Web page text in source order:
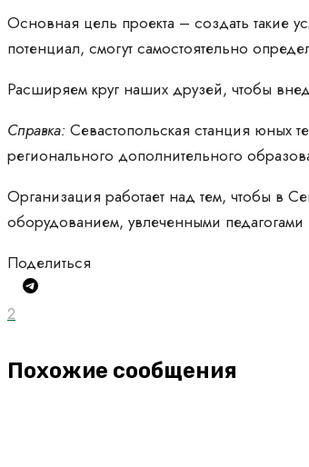
Основная цель проекта – создать такие
потенциал, смогут самостоятельно
Расширяем круг наших друзей, чтобы
Справка: Севастопольская станция юных
регионального дополнительного
Организация работает над тем, чтобы в
оборудованием, увлеченными
Поделиться
2
Похожие сообщения